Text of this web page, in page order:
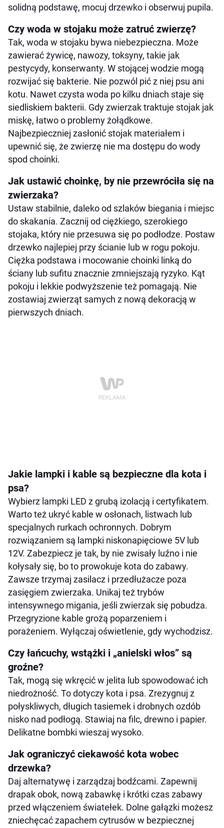
solidną podstawę, mocuj drzewko i obserwuj pupila.
Czy woda w stojaku może zatruć zwierzę?
Tak, woda w stojaku bywa niebezpieczna. Może
zawierać żywicę, nawozy, toksyny, takie jak
pestycydy, konserwanty. W stojącej wodzie mogą
rozwijać się bakterie. Nie pozwól pić z niej psu ani
kotu. Nawet czysta woda po kilku dniach staje się
siedliskiem bakterii. Gdy zwierzak traktuje stojak jak
miskę, łatwo o problemy żołądkowe.
Najbezpieczniej zasłonić stojak materiałem i
upewnić się, że zwierzę nie ma dostępu do wody
spod choinki.
Jak ustawić choinkę, by nie przewróciła się na
zwierzaka?
Ustaw stabilnie, daleko od szlaków biegania i miejsc
do skakania. Zacznij od ciężkiego, szerokiego
stojaka, który nie przesuwa się po podłodze. Postaw
drzewko najlepiej przy ścianie lub w rogu pokoju.
Ciężka podstawa i mocowanie choinki linką do
ściany lub sufitu znacznie zmniejszają ryzyko. Kąt
pokoju i lekkie podwyższenie też pomagają. Nie
zostawiaj zwierząt samych z nową dekoracją w
pierwszych dniach.
Jakie lampki i kable są bezpieczne dla kota i
psa?
Wybierz lampki LED z grubą izolacją i certyfikatem.
Warto też ukryć kable w osłonach, listwach lub
specjalnych rurkach ochronnych. Dobrym
rozwiązaniem są lampki niskonapięciowe 5V lub
12V. Zabezpiecz je tak, by nie zwisały luźno i nie
kołysały się, bo to prowokuje kota do zabawy.
Zawsze trzymaj zasilacz i przedłużacze poza
zasięgiem zwierzaka. Unikaj też trybów
intensywnego migania, jeśli zwierzak się pobudza.
Przegryzione kable grożą poparzeniem i
porażeniem. Wyłączaj oświetlenie, gdy wychodzisz.
Czy łańcuchy, wstążki i „anielski włos” są
groźne?
Tak, mogą się wkręcić w jelita lub spowodować ich
niedrożność. To dotyczy kota i psa. Zrezygnuj z
połyskliwych, długich tasiemek i drobnych ozdób
nisko nad podłogą. Stawiaj na filc, drewno i papier.
Delikatne bombki wieszaj wysoko.
Jak ograniczyć ciekawość kota wobec
drzewka?
Daj alternatywę i zarządzaj bodźcami. Zapewnij
drapak obok, nową zabawkę i krótki czas zabawy
przed włączeniem światełek. Dolne gałązki możesz
zniechęcać zapachem cytrusów w bezpiecznej